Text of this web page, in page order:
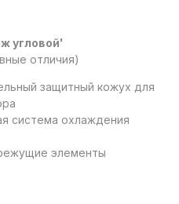
угловой'
отличия)
защитный кожух для
система охлаждения
элементы